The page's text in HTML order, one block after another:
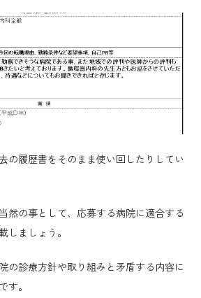
の履歴書をそのまま使い回したりしてい
然の事として、応募する病院に適合する
しましょう。
の診療方針や取り組みと矛盾する内容に
す。